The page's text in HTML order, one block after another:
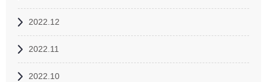
2022.12
2022.11
2022.10